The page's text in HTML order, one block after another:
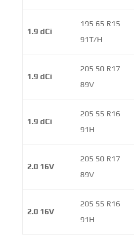
1.9 dCi
195 65 R15
91T/H
1.9 dCi
205 50 R17
89V
1.9 dCi
205 55 R16
91H
2.0 16V
205 50 R17
89V
2.0 16V
205 55 R16
91H